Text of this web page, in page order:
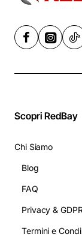
Scopri RedBay
Chi Siamo
Blog
FAQ
Privacy &
Termini e